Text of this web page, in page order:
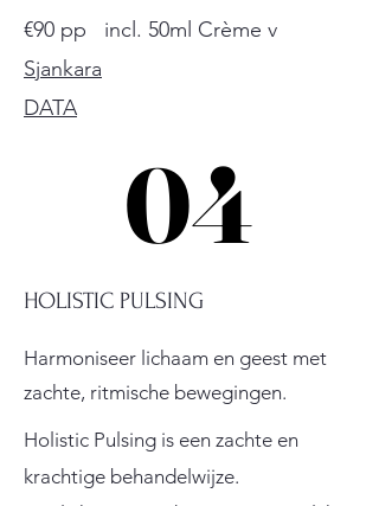
€90 pp incl. 50ml Crème v
Sjankara
DATA
04
04
HOLISTIC PULSING
Harmoniseer lichaam en geest met
zachte, ritmische bewegingen.
Holistic Pulsing is een zachte en
krachtige behandelwijze.